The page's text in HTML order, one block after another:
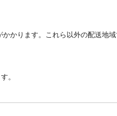
かります。これら以外の配送地
。